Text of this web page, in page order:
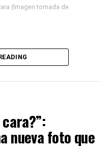
(Imagen tomada de
programa Juanda
intensos con Mariana
la cara?”:
que se conoció de
nueva foto que